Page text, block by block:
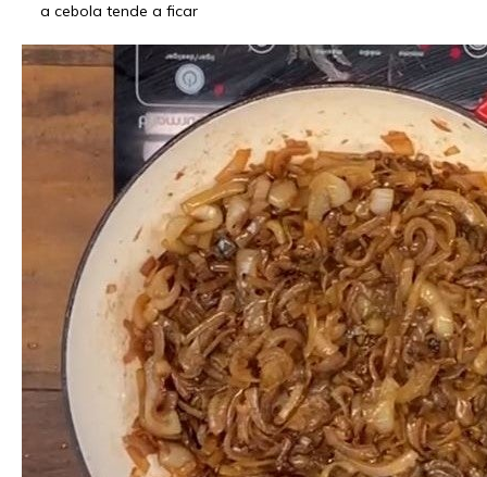
a cebola tende a ficar